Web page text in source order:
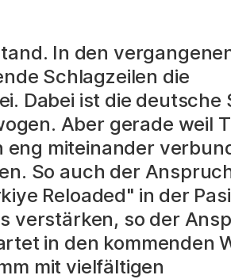
In den
Schlagzeilen die
Dabei ist die deutsche
Aber gerade weil
eng miteinander
So auch der
Reloaded" in der
verstärken, so der
in den kommenden
mit vielfältigen